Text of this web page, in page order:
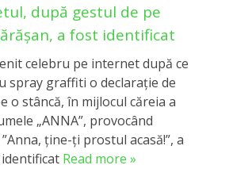
după gestul de pe
a fost identificat
celebru pe internet după ce
spray graffiti o declaraţie de
o stâncă, în mijlocul căreia a
„ANNA”, provocând
ţine-ţi prostul acasă!”, a
Read more »